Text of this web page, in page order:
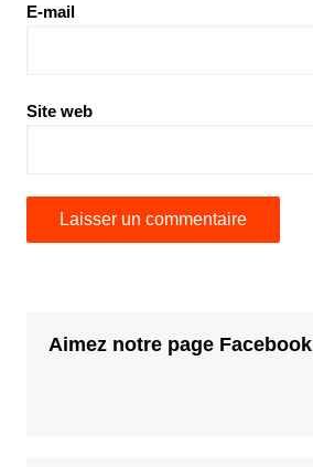
E-mail
Site web
Aimez notre page Facebook